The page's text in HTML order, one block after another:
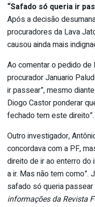
“Safado só queria ir
Após a decisão
procuradores da Lava
causou ainda mais
Ao comentar o pedido
procurador Januario
ir passear”, mesmo
Diogo Castor ponderar
fechado tem este direito”.
Outro investigador,
concordava com a PF,
direito de ir ao enterro do
a ir. Mas não tem como”.
safado só queria
informações da Revista